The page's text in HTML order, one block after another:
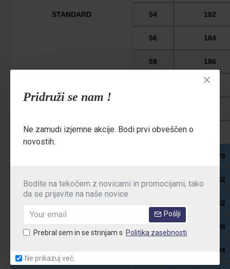
Pridruži se nam !
Ne zamudi izjemne akcije. Bodi prvi obveščen o
novostih.
Bodite na tekočem z novicami in promocijami, tako
da se prijavite na naše novice
Pošlji
Prebral sem in se strinjam s Politika zasebnosti
Ne prikazuj več.
STANDARD 54 182
56 184
58 186
188
64
VISOK, SUH
170 - 176
176 - 182
176 - 182
102 182 - 186
188 - 194